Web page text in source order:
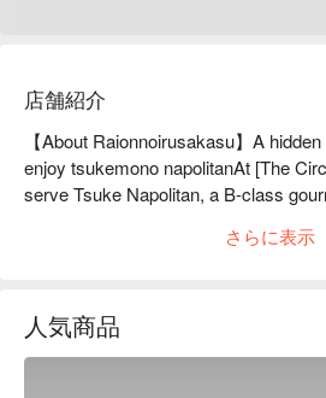
店舗紹介
【About Raionnoirusakasu】A
enjoy tsukemono napolitanAt [The
serve Tsuke Napolitan, a B-class
mainly with Western books and
and exquisite desserts made by the
a patisserie.
さらに表示
人気商品